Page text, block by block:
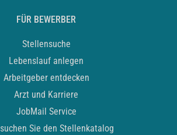
FÜR BEWERBER
Stellensuche
Lebenslauf anlegen
Arbeitgeber entdecken
Arzt und Karriere
JobMail Service
Sie den Stellenkatalog